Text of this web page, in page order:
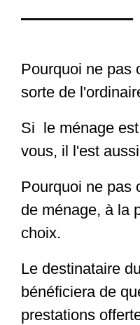
Pourquoi ne pas
sorte de
Si le ménage
vous, il l'est
Pourquoi ne pas
de ménage, à la
choix.
Le destinataire
bénéficiera de
prestations